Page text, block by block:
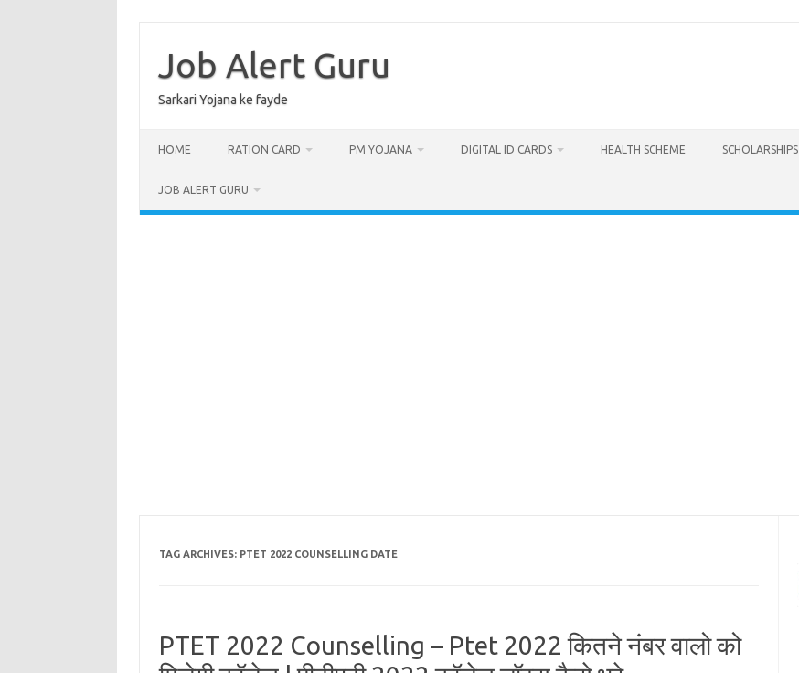
content
Job Alert Guru
Sarkari Yojana ke fayde
HOME RATION CARD PM YOJANA DIGITAL ID CARDS HEALTH SCHEME SCHOLARSHIPS
JOB ALERT GURU
TAG ARCHIVES: PTET 2022 COUNSELLING DATE
PTET 2022 Counselling – Ptet 2022 कितने नंबर वालो को